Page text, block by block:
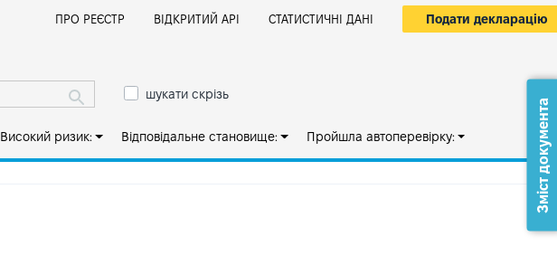
ПРО РЕЄСТР ВІДКРИТИЙ АРІ СТАТИСТИЧНІ ДАНІ Подати декларацію
шукати скрізь
Високий ризик: Відповідальне становище: Пройшла автоперевірку: Зміст документа